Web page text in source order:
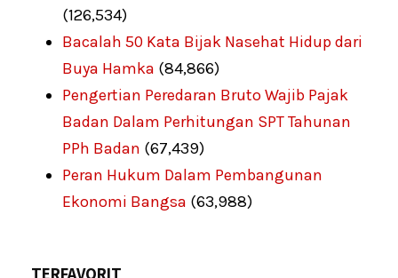
(126,534)
Bacalah 50 Kata Bijak Nasehat Hidup dari
Buya Hamka (84,866)
Pengertian Peredaran Bruto Wajib Pajak
Badan Dalam Perhitungan SPT Tahunan
PPh Badan (67,439)
Peran Hukum Dalam Pembangunan
Ekonomi Bangsa (63,988)